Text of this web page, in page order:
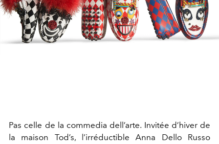
Pas celle de la commedia dell’arte. Invitée d’hiver de
la maison Tod’s, l’irréductible Anna Dello Russo